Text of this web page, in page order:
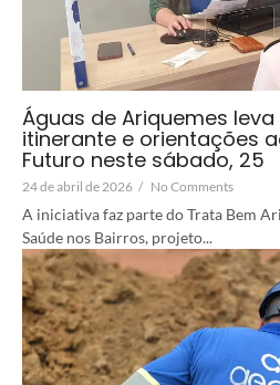
Águas de Ariquemes
itinerante e orientações
Futuro neste sábado, 25
24 de abril de 2026 / No Comments
A iniciativa faz parte do Trata Bem
Saúde nos Bairros, projeto...